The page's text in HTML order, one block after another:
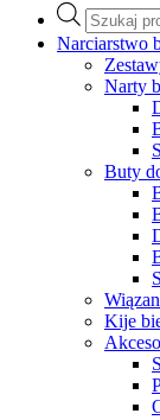
Narciarstwo
Narty
Buty
Kije